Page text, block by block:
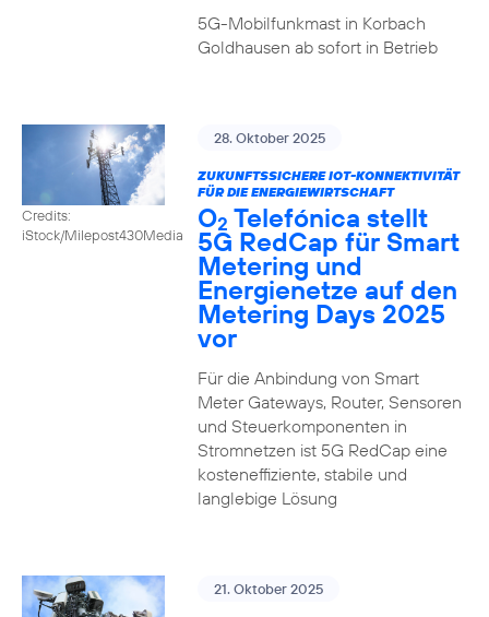
5G-Mobilfunkmast in Korbach
Goldhausen ab sofort in Betrieb
Credits:
iStock/Milepost430Media
28. Oktober 2025
ZUKUNFTSSICHERE IOT-KONNEKTIVITÄT
FÜR DIE ENERGIEWIRTSCHAFT
O2 Telefónica stellt
5G RedCap für Smart
Metering und
Energienetze auf den
Metering Days 2025
vor
Für die Anbindung von Smart
Meter Gateways, Router, Sensoren
und Steuerkomponenten in
Stromnetzen ist 5G RedCap eine
kosteneffiziente, stabile und
langlebige Lösung
21. Oktober 2025